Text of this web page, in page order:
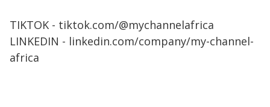
TIKTOK - tiktok.com/@mychannelafrica
LINKEDIN - linkedin.com/company/my-channel-
africa